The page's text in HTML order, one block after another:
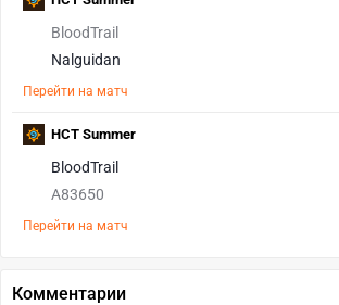
BloodTrail
Nalguidan
Перейти на матч
BloodTrail
A83650
Перейти на матч
HCT Summer
Комментарии